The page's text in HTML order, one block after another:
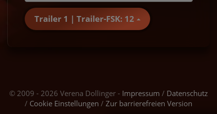
Trailer 1 | Trailer-FSK: 12
© 2009 - 2026 Verena Dollinger - Impressum / Datenschutz
/ Cookie Einstellungen / Zur barrierefreien Version